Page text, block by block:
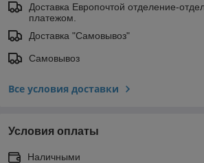
Доставка Европочтой отделение-
платежом.
Доставка "Самовывоз"
Самовывоз
Все условия доставки
Условия оплаты
Наличными